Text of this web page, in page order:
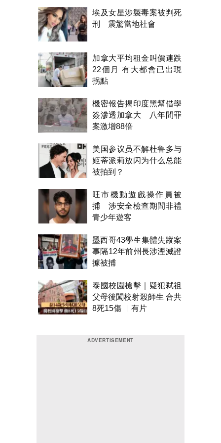
埃及女星涉製毒案被判死
刑 震驚當地社會
加拿大平均租金叫價連跌
22個月 有大都會已出現
拐點
機密報告揭印度黑幫借學
簽滲透加拿大 八年間罪
案激增88倍
美国参议员不解杜鲁多与
姬蒂派莉放闪为什么总能
被拍到？
旺市機動遊戲操作員被
捕 涉安全檢查期間非禮
青少年遊客
墨西哥43學生集體失蹤案
事隔12年前州長涉湮滅證
據被捕
泰國校園槍擊｜疑犯弒祖
父母後闖校射殺師生 合共
8死15傷 ︱有片